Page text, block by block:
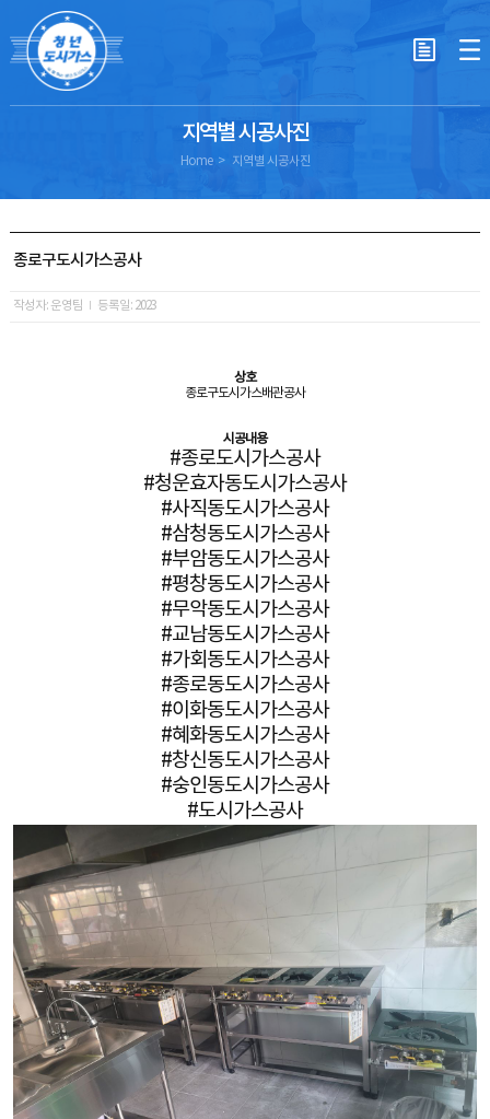
지역별 시공사진
Home 지역별 시공사진
종로구도시가스공사
작성자: 운영팀 등록일: 2023
상호
종로구도시가스배관공사
시공내용
#종로도시가스공사
#청운효자동도시가스공사
#사직동도시가스공사
#삼청동도시가스공사
#부암동도시가스공사
#평창동도시가스공사
#무악동도시가스공사
#교남동도시가스공사
#가회동도시가스공사
#종로동도시가스공사
#이화동도시가스공사
#혜화동도시가스공사
#창신동도시가스공사
#숭인동도시가스공사
#도시가스공사